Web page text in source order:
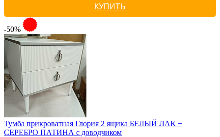
КУПИТЬ
-50%
Тумба прикроватная Глория 2 ящика БЕЛЫЙ ЛАК +
СЕРЕБРО ПАТИНА с доводчиком